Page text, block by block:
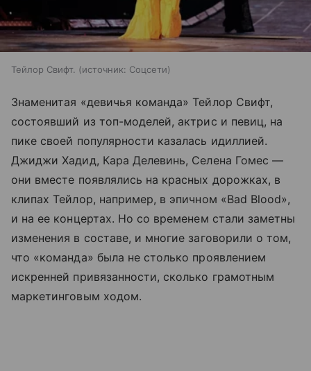
Тейлор Свифт. источник: Соцсети
Знаменитая «девичья команда» Тейлор Свифт,
состоявший из топ-моделей, актрис и певиц, на
пике своей популярности казалась идиллией.
Джиджи Хадид, Кара Делевинь, Селена Гомес —
они вместе появлялись на красных дорожках, в
клипах Тейлор, например, в эпичном «Bad Blood»,
и на ее концертах. Но со временем стали заметны
изменения в составе, и многие заговорили о том,
что «команда» была не столько проявлением
искренней привязанности, сколько грамотным
маркетинговым ходом.